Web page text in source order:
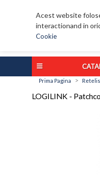
Acest website
interactionand in
Cookie
Prima Pagina >
LOGILINK -